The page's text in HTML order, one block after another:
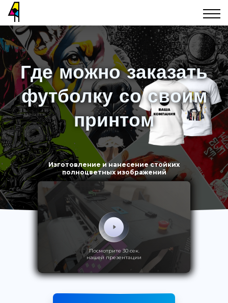
Где можно заказать
футболку со своим
принтом
Изготовление и нанесение стойких
полноцветных изображений
Посмотрите 30 сек.
нашей презентации